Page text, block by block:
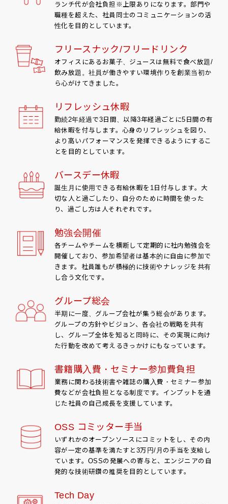
ランチ代が会社負担※上限ありになります。部門や
職種を超えた、社員同士のコミュニケーションの活
性化を目的としています。
フリースナック/フリードリンク
オフィスにあるお菓子、ジュースは無料で食べ放題/
飲み放題。社員が働きやすい環境作りを創業当初か
ら心がけてきました。
リフレッシュ休暇
勤続2年経過で3日間、以降3年経過ごとに5日間の有
給休暇を付与します。心身のリフレッシュを図り、
より高いパフォーマンスを発揮できるようにするこ
とを目的としています。
バースデー休暇
誕生月に使用できる有給休暇を1日付与します。大
切な人と過ごしたり、自分のために時間を使った
り、過ごし方は人それぞれです。
勉強会開催
各チームやチームを横断して定期的に社内勉強会を
開催しており、参加希望者は基本的に自由に参加で
きます。社員誰もが積極的に技術やナレッジを共有
し合う文化です。
グループ総会
半期に一度、グループ会社が集う総会があります。
グループの方針やビジョン、各会社の戦略を共有
し、グループ全体を知ると同時に、その実現に向け
た行動を改めて考えるきっかけにもなっています。
書籍購入費・セミナー参加費負担
業務に関わる技術書や雑誌の購入費・セミナー参加
費などが会社負担となる制度です。インプットを通
じた社員の自己成長を支援しています。
OSS コミッター手当
いずれかのオープンソースにコミットをし、その内
容が一定の基準を満たすと3万円/月の手当を支給し
ています。OSSの発展への寄与と、エンジニアの自
発的な技術研鑽の推奨を目的としています。
Tech Day